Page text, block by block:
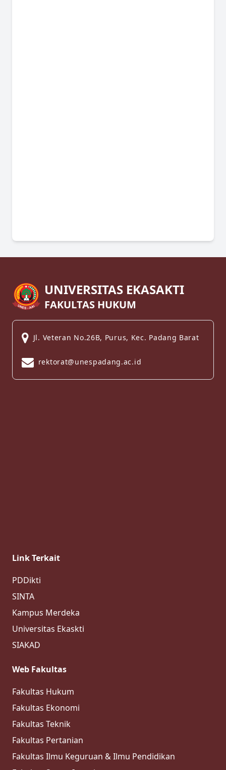
UNIVERSITAS EKASAKTI
FAKULTAS HUKUM
Jl. Veteran No.26B, Purus, Kec. Padang Barat
rektorat@unespadang.ac.id
Link Terkait
PDDikti
SINTA
Kampus Merdeka
Universitas Ekaskti
SIAKAD
Web Fakultas
Fakultas Hukum
Fakultas Ekonomi
Fakultas Teknik
Fakultas Pertanian
Fakultas Ilmu Keguruan & Ilmu Pendidikan